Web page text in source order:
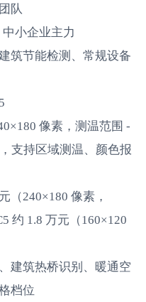
队
小企业主力
筑节能检测、常规设备
像素，测温范围 -
支持区域测温、颜色报
（240×180 像素，
约 1.8 万元（160×120
建筑热桥识别、暖通空
档位